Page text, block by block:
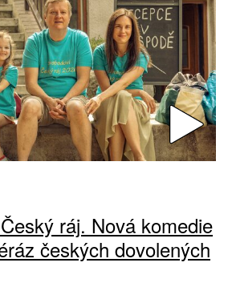
ráj. Nová komedie
českých dovolených